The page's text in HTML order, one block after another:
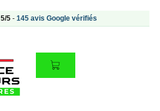
5/5 - 145 avis Google vérifiés